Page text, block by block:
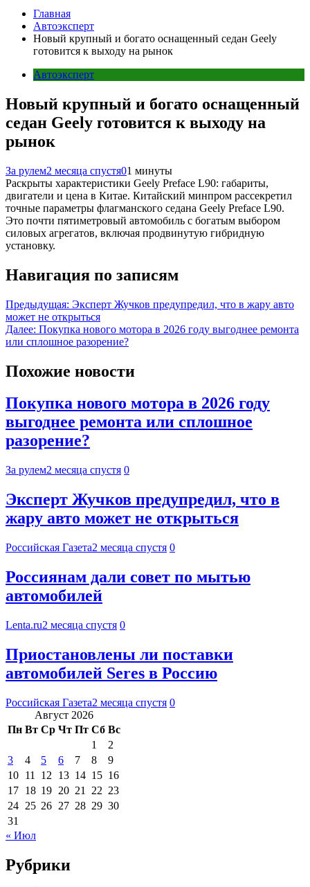
Главная
Автоэксперт
Новый крупный и богато оснащенный седан Geely
готовится к выходу на рынок
Автоэксперт
Новый крупный и богато оснащенный
седан Geely готовится к выходу на
рынок
За рулем2 месяца спустя01 минуты
Раскрыты характеристики Geely Preface L90: габариты,
двигатели и цена в Китае. Китайский минпром рассекретил
точные параметры флагманского седана Geely Preface L90.
Это почти пятиметровый автомобиль с богатым выбором
силовых агрегатов, включая продвинутую гибридную
установку.
Навигация по записям
Предыдущая: Эксперт Жучков предупредил, что в жару авто
может не открыться
Далее: Покупка нового мотора в 2026 году выгоднее ремонта
или сплошное разорение?
Похожие новости
Покупка нового мотора в 2026 году
выгоднее ремонта или сплошное
разорение?
За рулем2 месяца спустя 0
Эксперт Жучков предупредил, что в
жару авто может не открыться
Российская Газета2 месяца спустя 0
Россиянам дали совет по мытью
автомобилей
Lenta.ru2 месяца спустя 0
Приостановлены ли поставки
автомобилей Seres в Россию
Российская Газета2 месяца спустя 0
Август 2026
Пн Вт Ср Чт Пт Сб Вс
1
2
3
4 5 6 7 8
9
10 11 12 13 14 15 16
17 18 19 20 21 22 23
24 25 26 27 28 29 30
31
« Июл
Рубрики